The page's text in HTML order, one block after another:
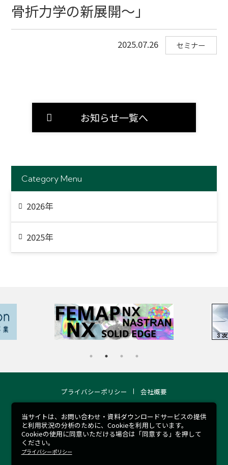
骨折力学の新展開～」
2025.07.26 セミナー
お知らせ一覧へ
Category Menu
2026年
2025年
プライバシーポリシー 会社概要
COPYRIGHT 2026 © RCCM ALL RIGHTS RESERVED.
当サイトは、お問い合わせ・資料ダウンロードサービスの提供
と利用状況の分析のために、Cookieを利用しています。
Cookieの使用に同意いただける場合は「同意する」を押して
ください。
プライバシーポリシー